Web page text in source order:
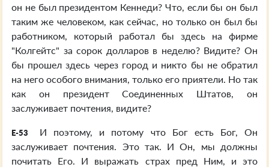
он не был президентом Кеннеди? Что, если бы он был
таким же человеком, как сейчас, но только он был бы
работником, который работал бы здесь на фирме
"Колгейтс" за сорок долларов в неделю? Видите? Он
бы прошел здесь через город и никто бы не обратил
на него особого внимания, только его приятели. Но так
как он президент Соединенных Штатов, он
заслуживает почтения, видите?
E-53
И поэтому, и потому что Бог есть Бог, Он
заслуживает почтения. Это так. И Он, мы должны
почитать Его. И выражать страх пред Ним, и это